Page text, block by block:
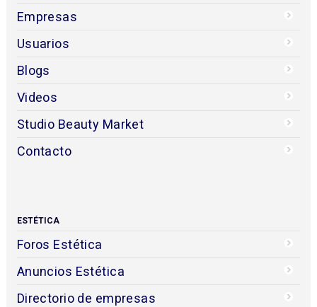
Empresas
Usuarios
Blogs
Videos
Studio Beauty Market
Contacto
ESTÉTICA
Foros Estética
Anuncios Estética
Directorio de empresas